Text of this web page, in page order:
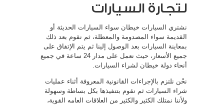
لتجارة السيارات
نشتري السيارات خيطان سواء السيارات الحديثة أو
القديمة سواء المصدومة والمعطلة، ثم نقوم بعد ذلك
بمعاينة السيارات بعد الوصول إلينا ثم يتم الإتفاق على
جميع الأسعار، حيث نعمل على مدار 24 ساعة في جميع
أنحاء دولة خيطان لشراء السيارات.
نحْن نلتزم بالإجراءات القانونية المعروفة أثناء عمليات
شراء السيارات ثم نقوم بتنفيذها بكل بساطة وسهولة
ولأننا نمتلك الكثير والكثير من العلاقات العامه القوية،